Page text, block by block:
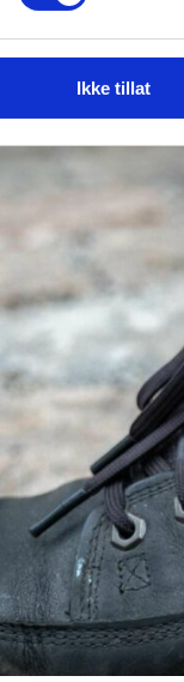
Ikke tillat